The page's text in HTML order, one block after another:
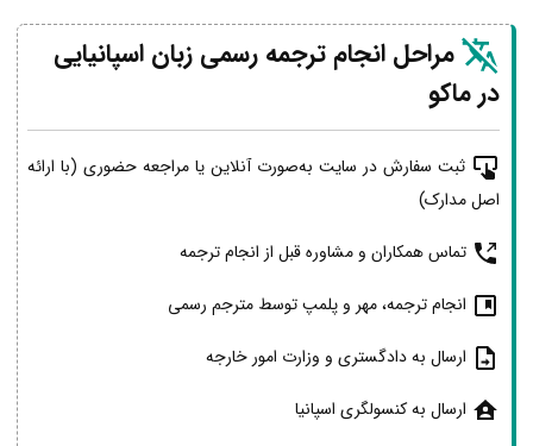
مراحل انجام ترجمه رسمی زبان اسپانیایی
در ماکو
ثبت سفارش در سایت به‌صورت آنلاین یا مراجعه حضوری (با ارائه
اصل مدارک)
تماس همکاران و مشاوره قبل از انجام ترجمه
انجام ترجمه، مهر و پلمپ توسط مترجم رسمی
ارسال به دادگستری و وزارت امور خارجه
ارسال به کنسولگری اسپانیا